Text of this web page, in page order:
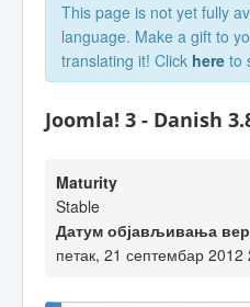
This page is not yet fully
language. Make a gift to
translating it! Click here to
Joomla! 3 - Danish
Maturity
Stable
Датум објављивања
петак, 21 септембар 2012